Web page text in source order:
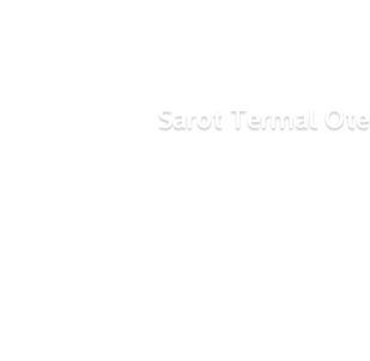
Sarot Termal Otel